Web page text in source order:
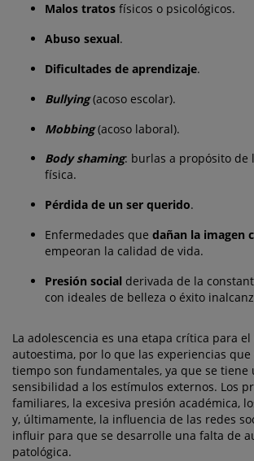
Malos tratos físicos o psicológicos.
Abuso sexual.
Dificultades de aprendizaje.
Bullying(acoso escolar).
Mobbing(acoso laboral).
Body shaming: burlas a propósito de
física.
Pérdida de un ser querido.
Enfermedades que dañan la imagen
empeoran la calidad de vida.
Presión social derivada de la
con ideales de belleza o éxito
La adolescencia es una etapa crítica para
autoestima, por lo que las experiencias que
tiempo son fundamentales, ya que se tiene
sensibilidad a los estímulos externos. Los
familiares, la excesiva presión académica,
y, últimamente, la influencia de las redes
influir para que se desarrolle una falta de
patológica.